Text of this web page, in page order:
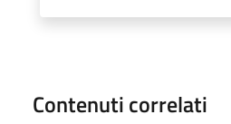
Contenuti correlati